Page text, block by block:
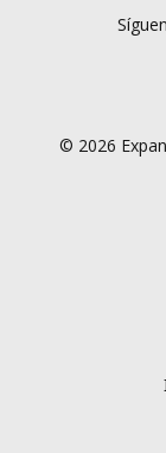
© 2026